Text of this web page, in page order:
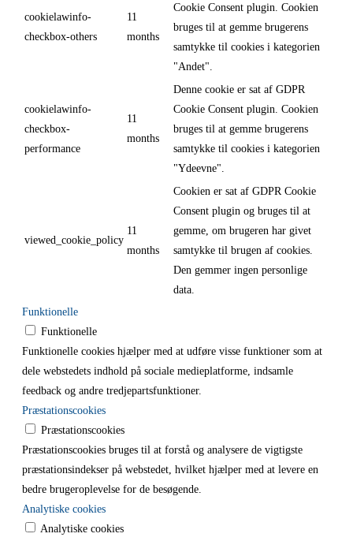
cookielawinfo-
checkbox-others
11
months
Cookie Consent plugin. Cookien
bruges til at gemme brugerens
samtykke til cookies i kategorien
"Andet".
cookielawinfo-
checkbox-
performance
11
months
Denne cookie er sat af GDPR
Cookie Consent plugin. Cookien
bruges til at gemme brugerens
samtykke til cookies i kategorien
"Ydeevne".
viewed_cookie_policy
11
months
Cookien er sat af GDPR Cookie
Consent plugin og bruges til at
gemme, om brugeren har givet
samtykke til brugen af cookies.
Den gemmer ingen personlige
data.
Funktionelle
Funktionelle
Funktionelle cookies hjælper med at udføre visse funktioner som at
dele webstedets indhold på sociale medieplatforme, indsamle
feedback og andre tredjepartsfunktioner.
Præstationscookies
Præstationscookies
Præstationscookies bruges til at forstå og analysere de vigtigste
præstationsindekser på webstedet, hvilket hjælper med at levere en
bedre brugeroplevelse for de besøgende.
Analytiske cookies
Analytiske cookies